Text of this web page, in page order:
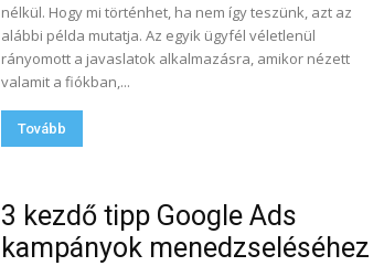
nélkül. Hogy mi történhet, ha nem így teszünk, azt az
alábbi példa mutatja. Az egyik ügyfél véletlenül
rányomott a javaslatok alkalmazásra, amikor nézett
valamit a fiókban,...
Tovább
3 kezdő tipp Google Ads
kampányok menedzseléséhez